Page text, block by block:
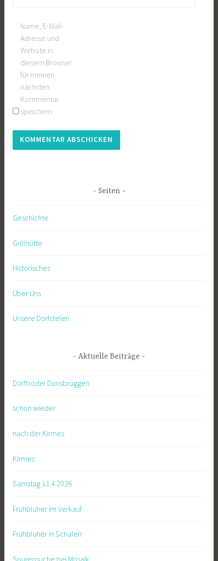
Name, E-Mail-
Adresse und
Website in
diesem Browser
für meinen
nächsten
Kommentar
speichern.
Seiten
Geschichte
Grillhütte
Historisches
Über Uns
Unsere Dorfstelen
Aktuelle Beiträge
Dorftrödel Donsbrüggen
schon wieder
nach der Kirmes
Kirmes
Samstag 11.4.2026
Frühblüher im Verkauf
Frühblüher in Schalen
Spurensuche bei Mosaik